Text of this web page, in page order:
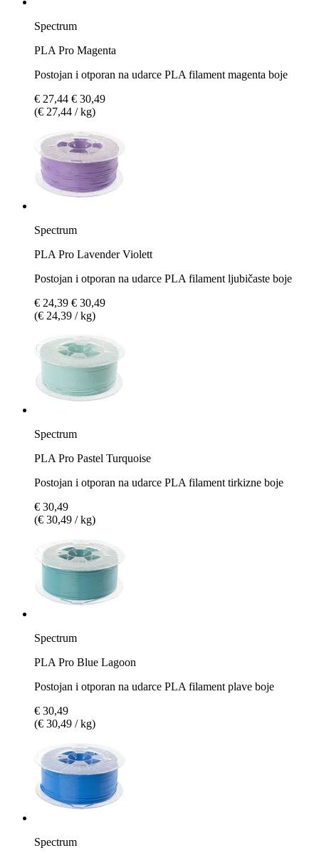
Spectrum
PLA Pro Magenta
Postojan i otporan na udarce PLA filament magenta boje
€ 27,44 € 30,49
(€ 27,44 / kg)
Spectrum
PLA Pro Lavender Violett
Postojan i otporan na udarce PLA filament ljubičaste boje
€ 24,39 € 30,49
(€ 24,39 / kg)
Spectrum
PLA Pro Pastel Turquoise
Postojan i otporan na udarce PLA filament tirkizne boje
€ 30,49
(€ 30,49 / kg)
Spectrum
PLA Pro Blue Lagoon
Postojan i otporan na udarce PLA filament plave boje
€ 30,49
(€ 30,49 / kg)
Spectrum